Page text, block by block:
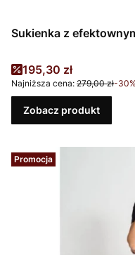
Sukienka z
Cena promocyjna
195,30 zł
Najniższa cena: 279,00 zł-30%
Zobacz produkt
Promocja